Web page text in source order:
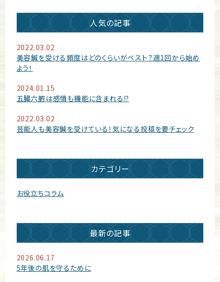
人気の記事
2022.03.02
美容鍼を受ける頻度はどのくらいがベスト？週1回から始め
よう！
2024.01.15
五臓六腑は感情も機能に含まれる!?
2022.03.02
芸能人も美容鍼を受けている！気になる投稿を要チェック
カテゴリー
お役立ちコラム
最新の記事
2026.06.17
5年後の肌を守るために